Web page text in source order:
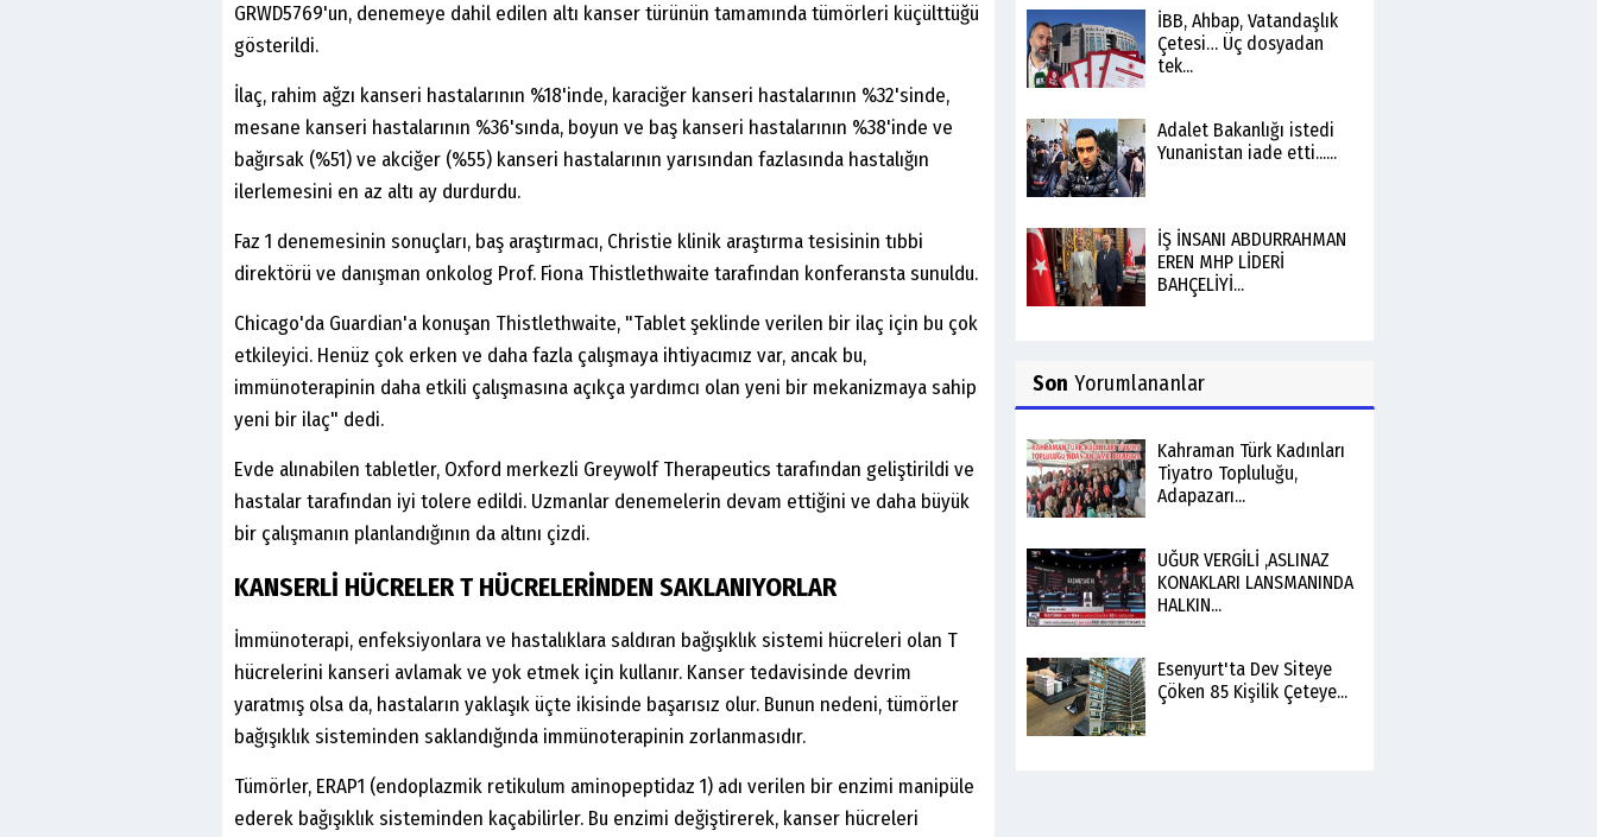
GRWD5769'un, denemeye dahil edilen altı kanser türünün tamamında tümörleri küçülttüğü
gösterildi.
İlaç, rahim ağzı kanseri hastalarının %18'inde, karaciğer kanseri hastalarının %32'sinde,
mesane kanseri hastalarının %36'sında, boyun ve baş kanseri hastalarının %38'inde ve
bağırsak (%51) ve akciğer (%55) kanseri hastalarının yarısından fazlasında hastalığın
ilerlemesini en az altı ay durdurdu.
Faz 1 denemesinin sonuçları, baş araştırmacı, Christie klinik araştırma tesisinin tıbbi
direktörü ve danışman onkolog Prof. Fiona Thistlethwaite tarafından konferansta sunuldu.
Chicago'da Guardian'a konuşan Thistlethwaite, "Tablet şeklinde verilen bir ilaç için bu çok
etkileyici. Henüz çok erken ve daha fazla çalışmaya ihtiyacımız var, ancak bu,
immünoterapinin daha etkili çalışmasına açıkça yardımcı olan yeni bir mekanizmaya sahip
yeni bir ilaç" dedi.
Evde alınabilen tabletler, Oxford merkezli Greywolf Therapeutics tarafından geliştirildi ve
hastalar tarafından iyi tolere edildi. Uzmanlar denemelerin devam ettiğini ve daha büyük
bir çalışmanın planlandığının da altını çizdi.
KANSERLİ HÜCRELER T HÜCRELERİNDEN SAKLANIYORLAR
İmmünoterapi, enfeksiyonlara ve hastalıklara saldıran bağışıklık sistemi hücreleri olan T
hücrelerini kanseri avlamak ve yok etmek için kullanır. Kanser tedavisinde devrim
yaratmış olsa da, hastaların yaklaşık üçte ikisinde başarısız olur. Bunun nedeni, tümörler
bağışıklık sisteminden saklandığında immünoterapinin zorlanmasıdır.
Tümörler, ERAP1 (endoplazmik retikulum aminopeptidaz 1) adı verilen bir enzimi manipüle
ederek bağışıklık sisteminden kaçabilirler. Bu enzimi değiştirerek, kanser hücreleri
İBB, Ahbap, Vatandaşlık
Çetesi… Üç dosyadan
tek...
Adalet Bakanlığı istedi
Yunanistan iade etti......
İŞ İNSANI ABDURRAHMAN
EREN MHP LİDERİ
BAHÇELİYİ...
Son Yorumlananlar
Kahraman Türk Kadınları
Tiyatro Topluluğu,
Adapazarı...
UĞUR VERGİLİ ,ASLINAZ
KONAKLARI LANSMANINDA
HALKIN...
Esenyurt'ta Dev Siteye
Çöken 85 Kişilik Çeteye...